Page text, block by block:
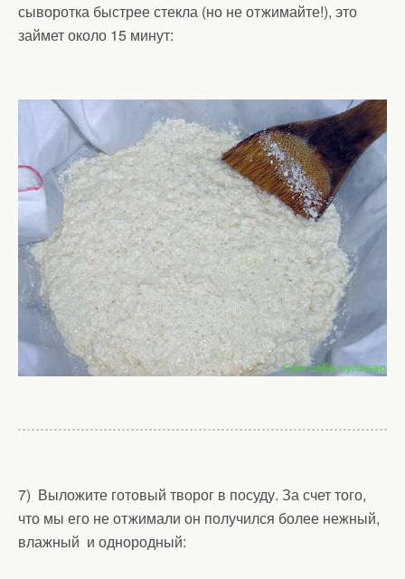
сыворотка быстрее стекла (но не отжимайте!), это
займет около 15 минут:
7) Выложите готовый творог в посуду. За счет того,
что мы его не отжимали он получился более нежный,
влажный и однородный: